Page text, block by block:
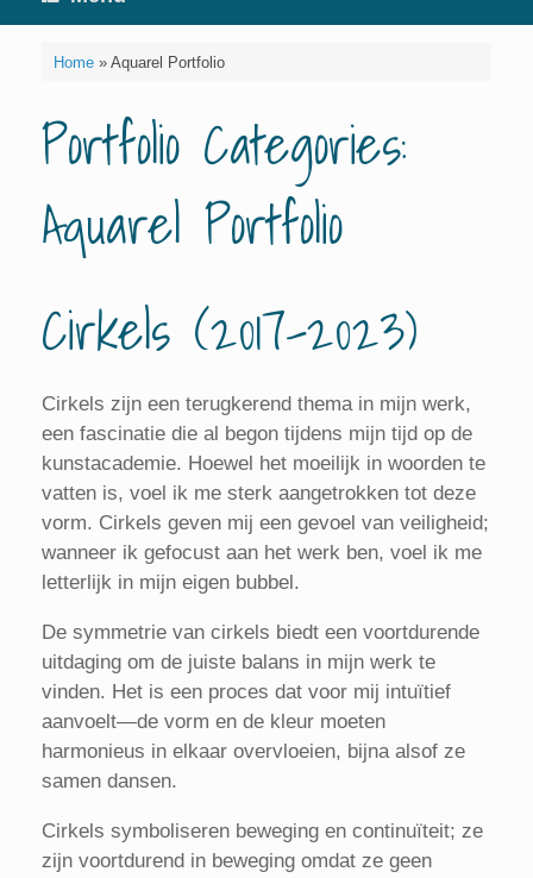
Home» Aquarel Portfolio
Portfolio Categories:
Aquarel Portfolio
Cirkels (2017-2023)
Cirkels zijn een terugkerend thema in mijn werk,
een fascinatie die al begon tijdens mijn tijd op de
kunstacademie. Hoewel het moeilijk in woorden te
vatten is, voel ik me sterk aangetrokken tot deze
vorm. Cirkels geven mij een gevoel van veiligheid;
wanneer ik gefocust aan het werk ben, voel ik me
letterlijk in mijn eigen bubbel.
De symmetrie van cirkels biedt een voortdurende
uitdaging om de juiste balans in mijn werk te
vinden. Het is een proces dat voor mij intuïtief
aanvoelt—de vorm en de kleur moeten
harmonieus in elkaar overvloeien, bijna alsof ze
samen dansen.
Cirkels symboliseren beweging en continuïteit; ze
zijn voortdurend in beweging omdat ze geen